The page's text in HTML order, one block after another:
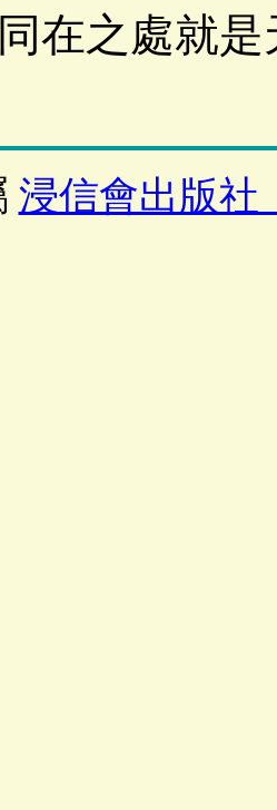
在之處就
浸信會出版社